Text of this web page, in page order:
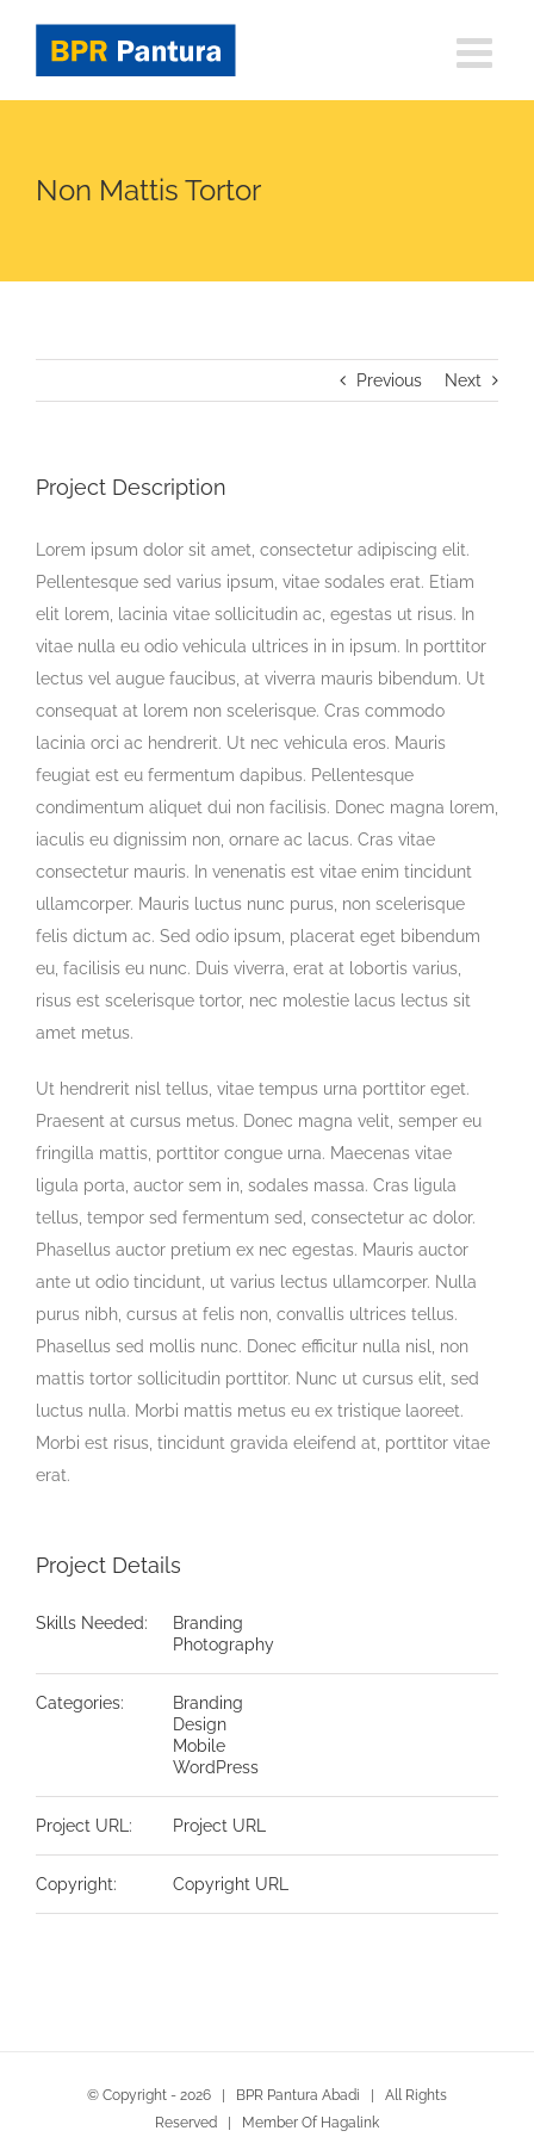
content
Non Mattis Tortor
Previous Next
Project Description
Lorem ipsum dolor sit amet, consectetur adipiscing elit.
Pellentesque sed varius ipsum, vitae sodales erat. Etiam
elit lorem, lacinia vitae sollicitudin ac, egestas ut risus. In
vitae nulla eu odio vehicula ultrices in in ipsum. In porttitor
lectus vel augue faucibus, at viverra mauris bibendum. Ut
consequat at lorem non scelerisque. Cras commodo
lacinia orci ac hendrerit. Ut nec vehicula eros. Mauris
feugiat est eu fermentum dapibus. Pellentesque
condimentum aliquet dui non facilisis. Donec magna lorem,
iaculis eu dignissim non, ornare ac lacus. Cras vitae
consectetur mauris. In venenatis est vitae enim tincidunt
ullamcorper. Mauris luctus nunc purus, non scelerisque
felis dictum ac. Sed odio ipsum, placerat eget bibendum
eu, facilisis eu nunc. Duis viverra, erat at lobortis varius,
risus est scelerisque tortor, nec molestie lacus lectus sit
amet metus.
Ut hendrerit nisl tellus, vitae tempus urna porttitor eget.
Praesent at cursus metus. Donec magna velit, semper eu
fringilla mattis, porttitor congue urna. Maecenas vitae
ligula porta, auctor sem in, sodales massa. Cras ligula
tellus, tempor sed fermentum sed, consectetur ac dolor.
Phasellus auctor pretium ex nec egestas. Mauris auctor
ante ut odio tincidunt, ut varius lectus ullamcorper. Nulla
purus nibh, cursus at felis non, convallis ultrices tellus.
Phasellus sed mollis nunc. Donec efficitur nulla nisl, non
mattis tortor sollicitudin porttitor. Nunc ut cursus elit, sed
luctus nulla. Morbi mattis metus eu ex tristique laoreet.
Morbi est risus, tincidunt gravida eleifend at, porttitor vitae
erat.
Project Details
Skills Needed:
Branding
Photography
Categories:
Branding
Design
Mobile
WordPress
Project URL: Project URL
Copyright: Copyright URL
© Copyright - 2026 | BPR Pantura Abadi | All Rights
Reserved | Member Of Hagalink